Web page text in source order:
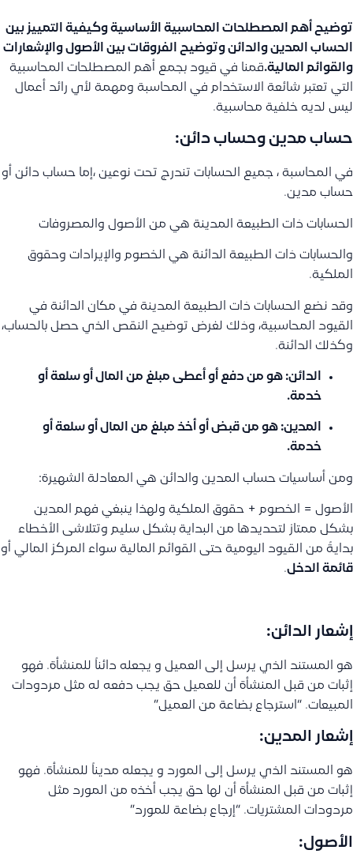
توضيح أهم المصطلحات المحاسبية الأساسية وكيفية التمييز بين
الحساب المدين والدائن وتوضيح الفروقات بين الأصول والإشعارات
والقوائم المالية.قمنا في قيود بجمع أهم المصطلحات المحاسبية
التي تعتبر شائعة الاستخدام في المحاسبة ومهمة لأي رائد أعمال
ليس لديه خلفية محاسبية.
حساب مدين وحساب دائن:
في المحاسبة ، جميع الحسابات تندرج تحت نوعين ،إما حساب دائن أو
حساب مدين.
الحسابات ذات الطبيعة المدينة هي من الأصول والمصروفات
والحسابات ذات الطبيعة الدائنة هي الخصوم والإيرادات وحقوق
الملكية.
وقد نضع الحسابات ذات الطبيعة المدينة في مكان الدائنة في
القيود المحاسبية، وذلك لغرض توضيح النقص الذي حصل بالحساب،
وكذلك الدائنة.
الدائن: هو من دفع أو أعطى مبلغ من المال أو سلعة أو
خدمة.
المدين: هو من قبض أو أخذ مبلغ من المال أو سلعة أو
خدمة.
ومن أساسيات حساب المدين والدائن هي المعادلة الشهيرة:
الأصول = الخصوم + حقوق الملكية ولهذا ينبغي فهم المدين
بشكل ممتاز لتحديدها من البداية بشكل سليم وتتلاشى الأخطاء
بدايةً من القيود اليومية حتى القوائم المالية سواء المركز المالي أو
قائمة الدخل.
إشعار الدائن:
هو المستند الذي يرسل إلى العميل و يجعله دائناً للمنشأة. فهو
إثبات من قبل المنشأة أن للعميل حق يجب دفعه له مثل مردودات
المبيعات. “استرجاع بضاعة من العميل”
إشعار المدين:
هو المستند الذي يرسل إلى المورد و يجعله مديناً للمنشأة. فهو
إثبات من قبل المنشأة أن لها حق يجب أخذه من المورد مثل
مردودات المشتريات. “إرجاع بضاعة للمورد”
الأصول: